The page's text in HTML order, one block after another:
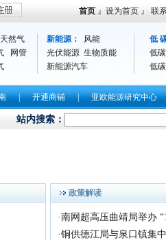
首页 』 设为首页 』 联
天然气
网管
新能源：
风能
光伏能源 生物质能
新能源汽车
低
低
低
| 开通商铺 | 亚欧能源研究中心
罪话剧即将拉开全国巡演序幕 央
站内搜索：
政策解读
·南网超高压曲靖局举办
·铜供德江局与泉口镇集